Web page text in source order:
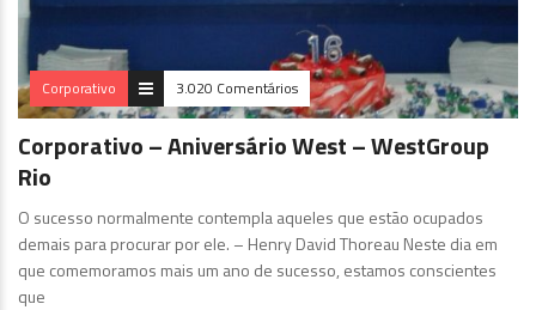
Corporativo 3.020 Comentários
Corporativo – Aniversário West – WestGroup
Rio
O sucesso normalmente contempla aqueles que estão ocupados
demais para procurar por ele. – Henry David Thoreau Neste dia em
que comemoramos mais um ano de sucesso, estamos conscientes
que